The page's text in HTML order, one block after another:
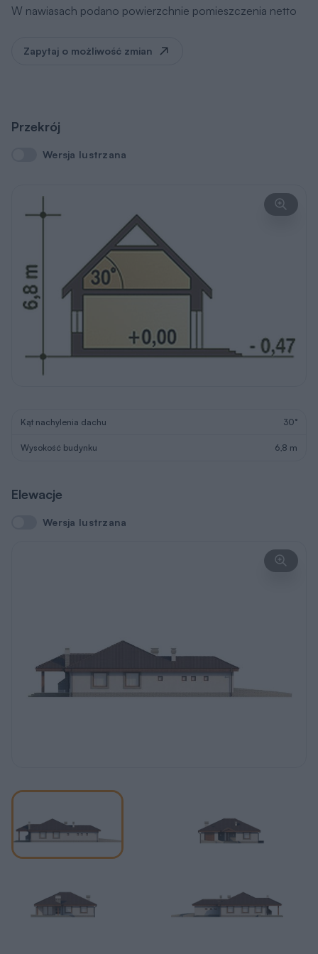
W nawiasach podano powierzchnie pomieszczenia netto
Zapytaj o możliwość zmian
Przekrój
Wersja lustrzana
Wersja lustrzana
Kąt nachylenia dachu 30°
Wysokość budynku 6,8 m
Elewacje
Wersja lustrzana
Wersja lustrzana